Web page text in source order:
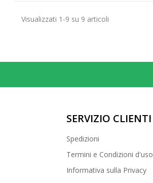
Visualizzati 1-9 su 9 articoli
SERVIZIO CLIENTI
Spedizioni
Termini e Condizioni d'uso
Informativa sulla Privacy